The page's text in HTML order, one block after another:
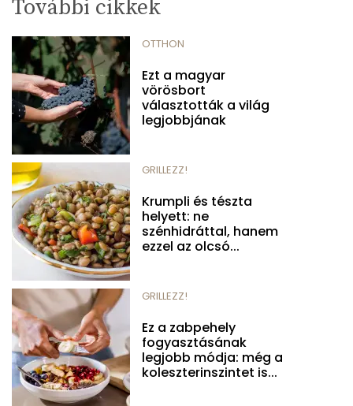
További cikkek
OTTHON
Ezt a magyar
vörösbort
választották a világ
legjobbjának
GRILLEZZ!
Krumpli és tészta
helyett: ne
szénhidráttal, hanem
ezzel az olcsó...
GRILLEZZ!
Ez a zabpehely
fogyasztásának
legjobb módja: még a
koleszterinszintet is...